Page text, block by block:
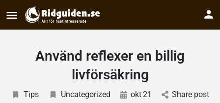
Använd reflexer en billig
livförsäkring
Tips Uncategorized okt21 Share post